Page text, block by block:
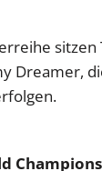
sitzen
Dreamer,